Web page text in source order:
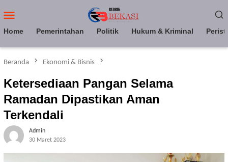
ke
Mobile
Home Pemerintahan Politik Hukum & Kriminal
Beranda Ekonomi & Bisnis
Ketersediaan Pangan Selama
Ramadan Dipastikan Aman
Terkendali
Admin
30 Maret 2023